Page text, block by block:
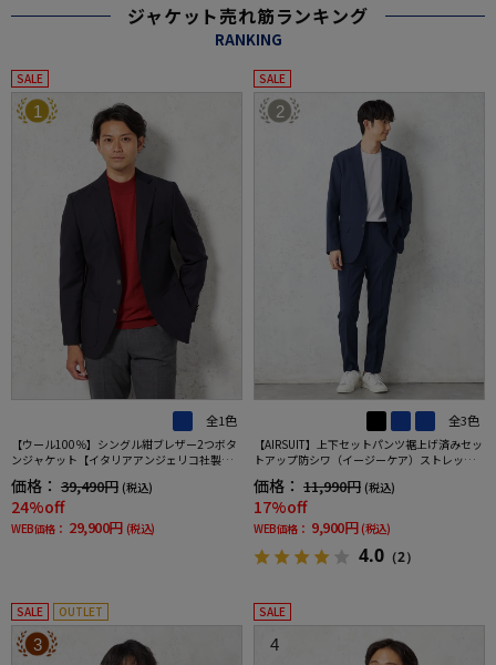
ジャケット売れ筋ランキング
RANKING
SALE
1
全1色
【ウール100％】シングル紺ブレザー2つボタ
ンジャケット【イタリアアンジェリコ社製生
価格： 39,490円 (税込)
24%off
WEB価格： 29,900円 (税込)
SALE
2
全3色
【AIRSUIT】上下セットパンツ裾上げ済みセッ
トアップ防シワ（イージーケア）ストレッチ
ータックスラックス春夏
価格： 11,990円 (税込)
17%off
WEB価格： 9,900円 (税込)
4.0 （2）
SALE OUTLET
3
SALE
4